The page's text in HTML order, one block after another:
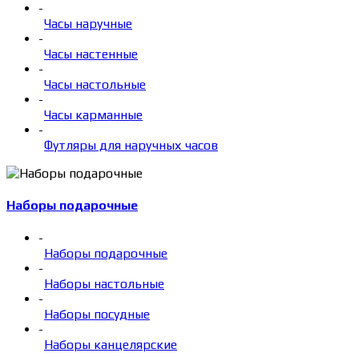
-
Часы наручные
-
Часы настенные
-
Часы настольные
-
Часы карманные
-
Футляры для наручных часов
Наборы подарочные
-
Наборы подарочные
-
Наборы настольные
-
Наборы посудные
-
Наборы канцелярские